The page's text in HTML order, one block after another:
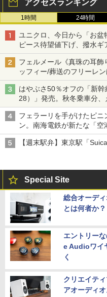
アクセスランキング
1時間 24時間
ユニクロ、今日から「お
ピース待望値下げ、撥水
フェルメール《真珠の耳飾
ッフィー/葬送のフリーレ
はやぶさ50％オフの「新
28）」発売。秋冬乗車分
フェラーリを手がけたピ
ン。南海電鉄が新たな「空
【週末駅弁】東京駅「
Special Site
総合オーデ
とは何者か？
エントリー
e Audioワイ
く
クリエイテ
アオーディ